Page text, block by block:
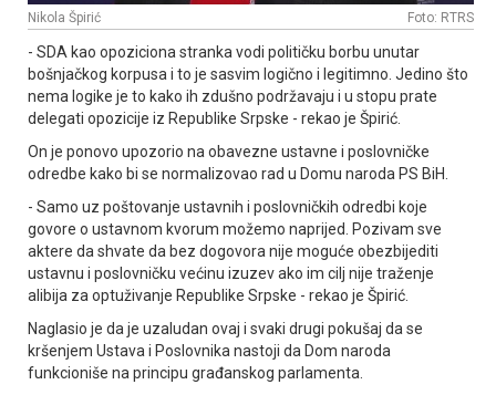
Nikola Špirić Foto: RTRS
- SDA kao opoziciona stranka vodi političku borbu unutar
bošnjačkog korpusa i to je sasvim logično i legitimno. Јedino što
nema logike je to kako ih zdušno podržavaju i u stopu prate
delegati opozicije iz Republike Srpske - rekao je Špirić.
On je ponovo upozorio na obavezne ustavne i poslovničke
odredbe kako bi se normalizovao rad u Domu naroda PS BiH.
- Samo uz poštovanje ustavnih i poslovničkih odredbi koje
govore o ustavnom kvorum možemo naprijed. Pozivam sve
aktere da shvate da bez dogovora nije moguće obezbijediti
ustavnu i poslovničku većinu izuzev ako im cilj nije traženje
alibija za optuživanje Republike Srpske - rekao je Špirić.
Naglasio je da je uzaludan ovaj i svaki drugi pokušaj da se
kršenjem Ustava i Poslovnika nastoji da Dom naroda
funkcioniše na principu građanskog parlamenta.